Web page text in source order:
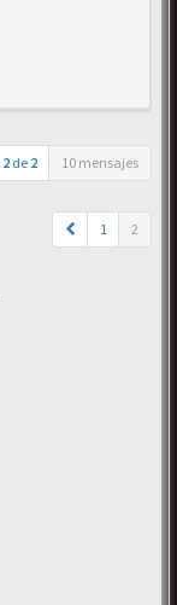
2 de 2 10 mensajes
1 2